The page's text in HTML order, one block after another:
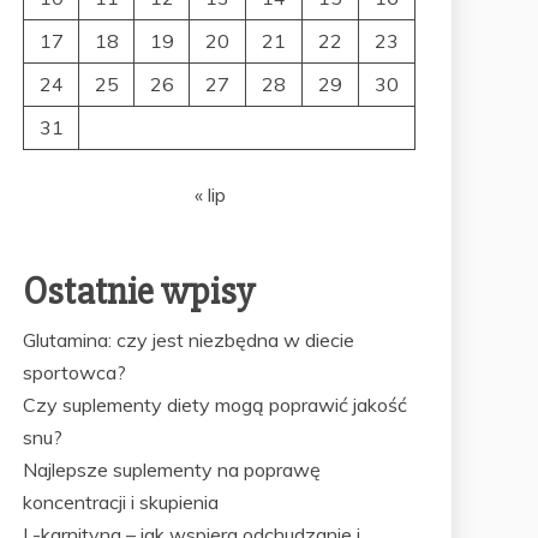
17
18 19 20 21 22
23
24
25 26 27 28 29
30
31
« lip
Ostatnie wpisy
Glutamina: czy jest niezbędna w diecie
sportowca?
Czy suplementy diety mogą poprawić jakość
snu?
Najlepsze suplementy na poprawę
koncentracji i skupienia